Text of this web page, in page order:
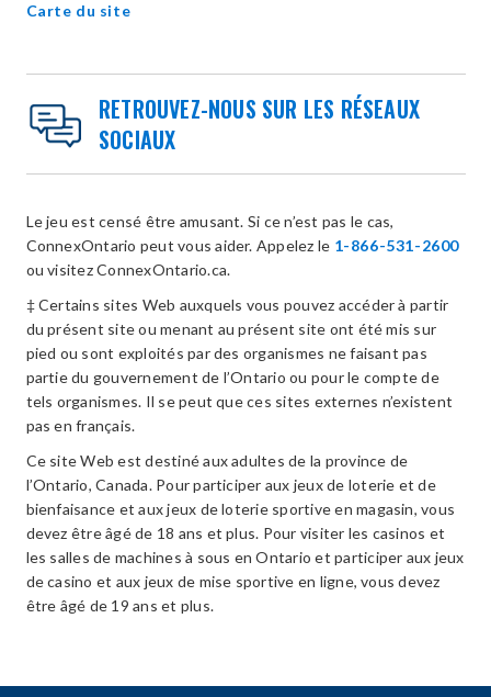
Carte du site
RETROUVEZ-NOUS SUR LES RÉSEAUX
SOCIAUX
Le jeu est censé être amusant. Si ce n’est pas le cas,
ConnexOntario peut vous aider. Appelez le 1-866-531-2600
ou visitez ConnexOntario.ca.
‡ Certains sites Web auxquels vous pouvez accéder à partir
du présent site ou menant au présent site ont été mis sur
pied ou sont exploités par des organismes ne faisant pas
partie du gouvernement de l’Ontario ou pour le compte de
tels organismes. Il se peut que ces sites externes n’existent
pas en français.
Ce site Web est destiné aux adultes de la province de
l’Ontario, Canada. Pour participer aux jeux de loterie et de
bienfaisance et aux jeux de loterie sportive en magasin, vous
devez être âgé de 18 ans et plus. Pour visiter les casinos et
les salles de machines à sous en Ontario et participer aux jeux
de casino et aux jeux de mise sportive en ligne, vous devez
être âgé de 19 ans et plus.